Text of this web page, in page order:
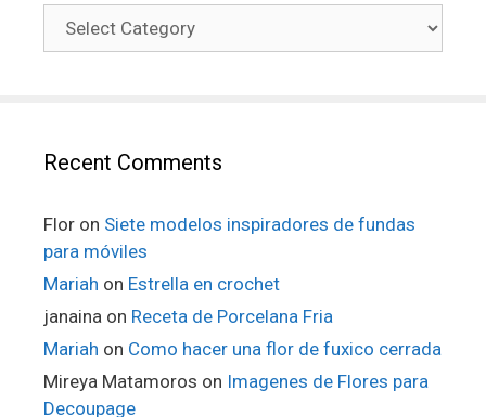
Recent Comments
Flor on Siete modelos inspiradores de fundas
para móviles
Mariah on Estrella en crochet
janaina on Receta de Porcelana Fria
Mariah on Como hacer una flor de fuxico cerrada
Mireya Matamoros on Imagenes de Flores para
Decoupage